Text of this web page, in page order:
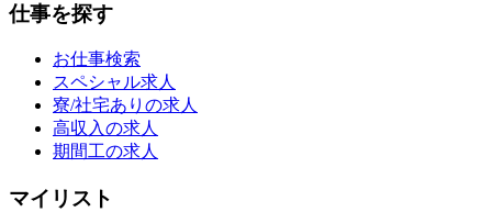
仕事を探す
お仕事検索
スペシャル求人
寮/社宅ありの求人
高収入の求人
期間工の求人
マイリスト